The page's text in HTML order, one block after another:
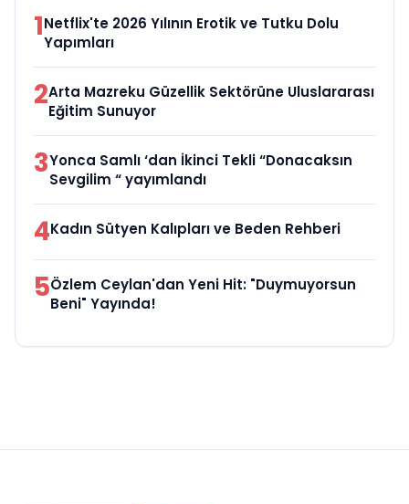
1Netflix'te 2026 Yılının Erotik ve Tutku Dolu
Yapımları
2Arta Mazreku Güzellik Sektörüne Uluslararası
Eğitim Sunuyor
3Yonca Samlı ‘dan İkinci Tekli “Donacaksın
Sevgilim “ yayımlandı
4Kadın Sütyen Kalıpları ve Beden Rehberi
5Özlem Ceylan'dan Yeni Hit: "Duymuyorsun
Beni" Yayında!